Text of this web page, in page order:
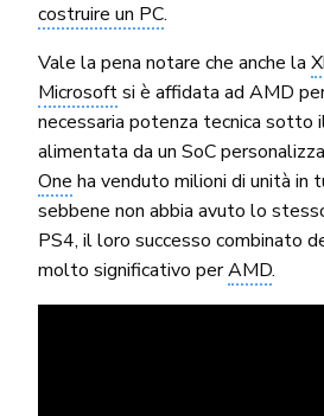
costruire un PC.
Vale la pena notare che anche la
Microsoftsi è affidata ad AMD
necessaria potenza tecnica sotto
alimentata da un SoC
One ha venduto milioni di unità in
sebbene non abbia avuto lo
PS4, il loro successo combinato
molto significativo perAMD.